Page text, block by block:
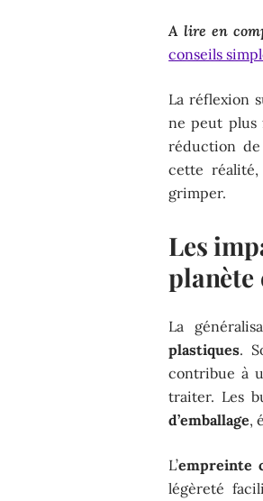
A lire en
conseils
La réflexion
ne peut plus
réduction de
cette
grimper.
Les
planète
La
plastiques.
contribue à
traiter. Les
d’emballage,
L’empreinte
légèreté